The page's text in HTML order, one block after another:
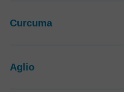
Curcuma
Aglio